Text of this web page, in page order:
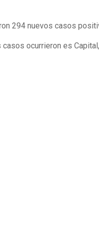
294 nuevos casos
ocurrieron es